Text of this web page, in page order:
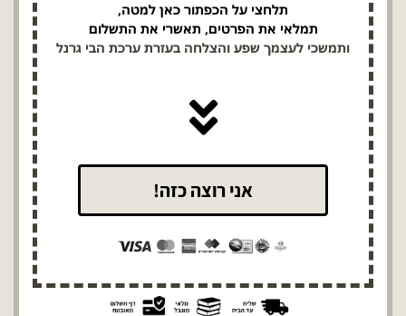
תלחצי על הכפתור כאן למטה,
תמלאי את הפרטים, תאשרי את התשלום
ותמשכי לעצמך שפע והצלחה בעזרת ערכת הבי גרנל
אני רוצה כזה!